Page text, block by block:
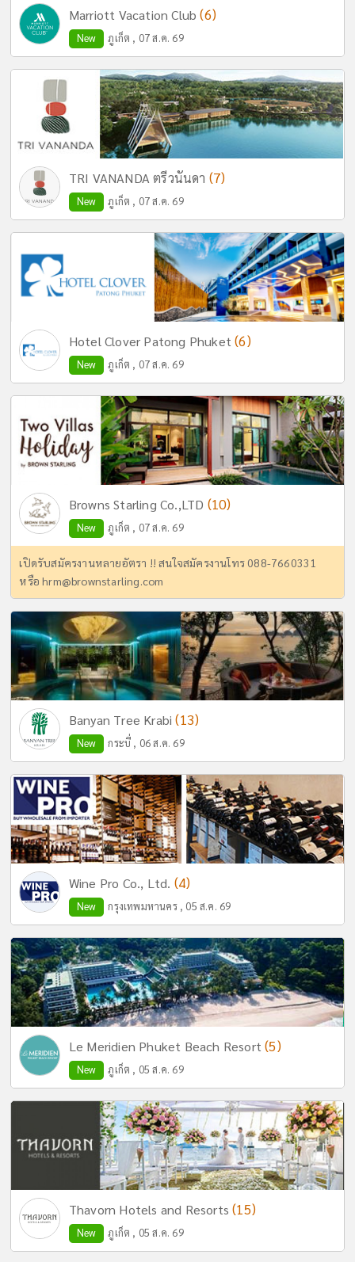
Marriott Vacation Club(6)
New ภูเก็ต , 07 ส.ค. 69
TRI VANANDA ตรีวนันดา (7)
New ภูเก็ต , 07 ส.ค. 69
Hotel Clover Patong Phuket(6)
New ภูเก็ต , 07 ส.ค. 69
Browns Starling Co.,LTD (10)
New ภูเก็ต , 07 ส.ค. 69
เปิดรับสมัครงานหลายอัตรา !! สนใจสมัครงานโทร 088-7660331
หรือhrm@brownstarling.com
Banyan Tree Krabi(13)
New กระบี่ , 06 ส.ค. 69
Wine Pro Co., Ltd. (4)
New กรุงเทพมหานคร , 05 ส.ค. 69
Le Meridien Phuket Beach Resort(5)
New ภูเก็ต , 05 ส.ค. 69
Thavorn Hotels and Resorts(15)
New ภูเก็ต , 05 ส.ค. 69